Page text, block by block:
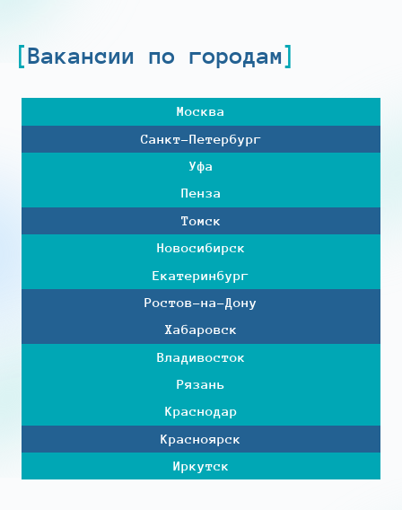
Вакансии по городам
Москва
Санкт-Петербург
Уфа
Пенза
Томск
Новосибирск
Екатеринбург
Ростов-на-Дону
Хабаровск
Владивосток
Рязань
Краснодар
Красноярск
Иркутск